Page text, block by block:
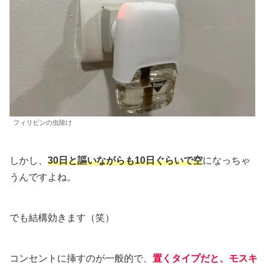
フィリピンの虫除け
しかし、 30日と謳いながらも10日ぐらいで空になっちゃ
うんですよね。
でも結構効きます（笑）
コンセントに挿すのが一般的で、 置くタイプだと、モスキ